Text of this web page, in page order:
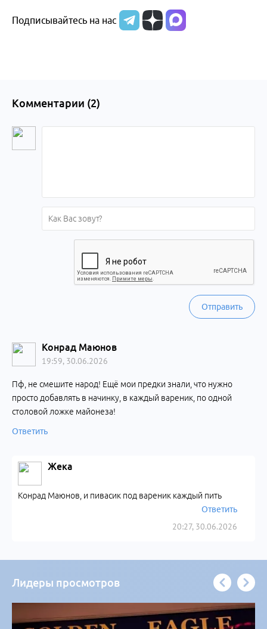
Подписывайтесь на нас
Комментарии (2)
Отправить
Конрад Маюнов
19:59, 30.06.2026
Пф, не смешите народ! Ещё мои предки знали, что нужно
просто добавлять в начинку, в каждый вареник, по одной
столовой ложке майонеза!
Ответить
Жека
20:27, 30.06.2026
Конрад Маюнов, и пивасик под вареник каждый пить
Ответить
Лидеры просмотров